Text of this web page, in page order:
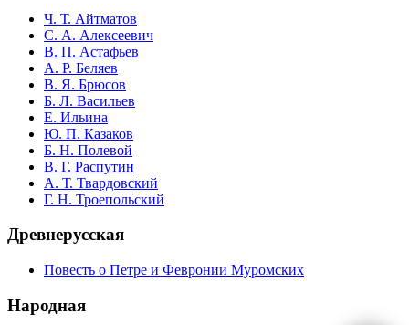
Ч. Т. Айтматов
С. А. Алексеевич
В. П. Астафьев
А. Р. Беляев
В. Я. Брюсов
Б. Л. Васильев
Е. Ильина
Ю. П. Казаков
Б. Н. Полевой
В. Г. Распутин
А. Т. Твардовский
Г. Н. Троепольский
Древнерусская
Повесть о Петре и Февронии Муромских
Народная